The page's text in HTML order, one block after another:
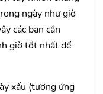
ngày như giờ
các bạn cần
giờ tốt nhất để
xấu (tương ứng